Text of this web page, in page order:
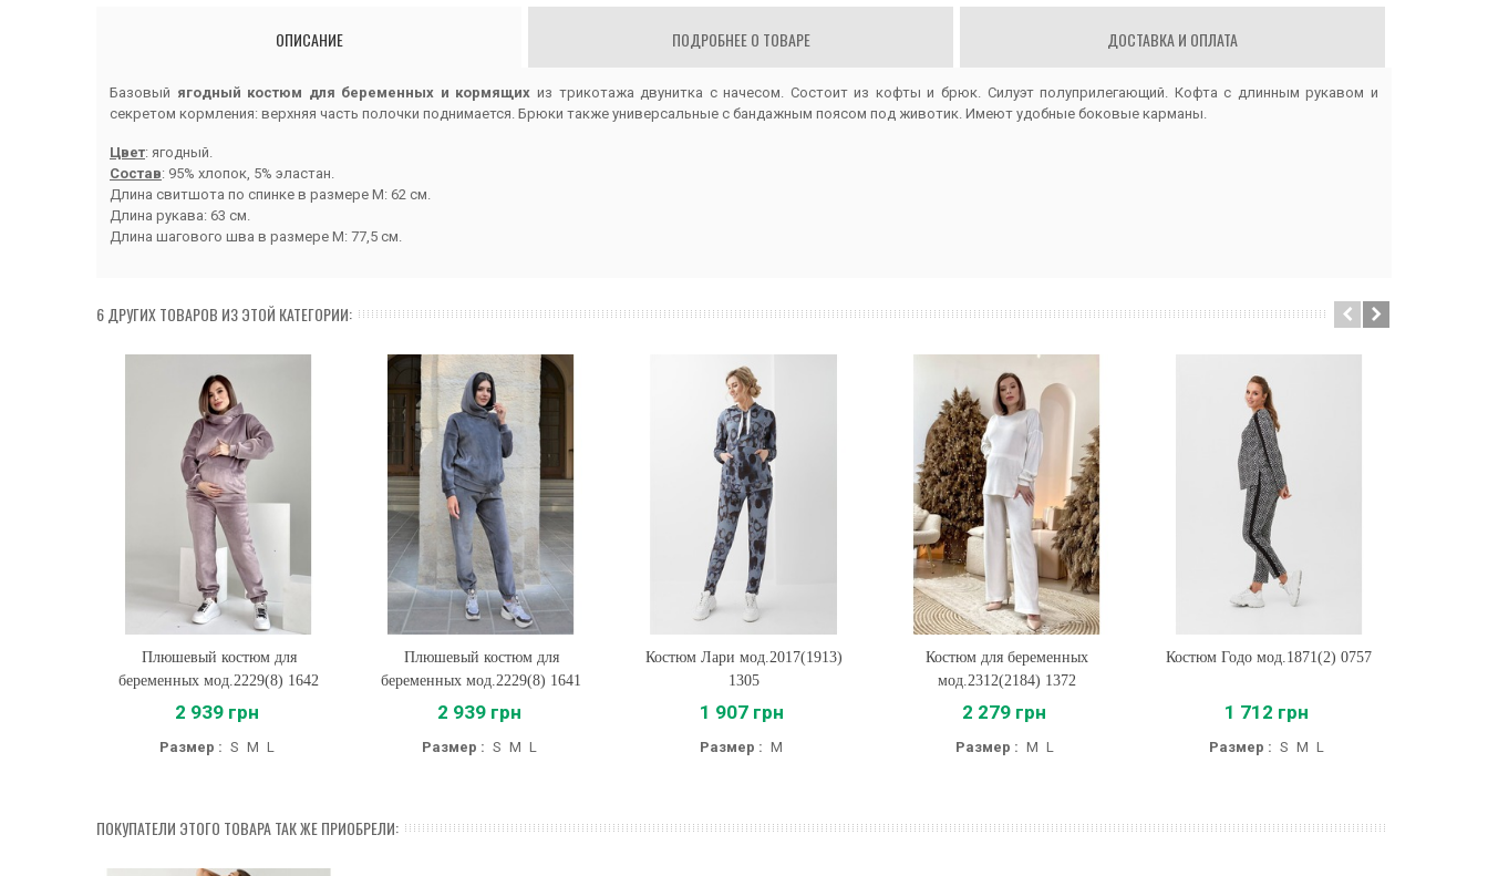
ОПИСАНИЕ ПОДРОБНЕЕ О ТОВАРЕ ДОСТАВКА И ОПЛАТА
Базовый ягодный костюм для беременных и кормящих из трикотажа двунитка с начесом. Состоит из кофты и брюк. Силуэт полуприлегающий. Кофта с длинным рукавом и
секретом кормления: верхняя часть полочки поднимается. Брюки также универсальные с бандажным поясом под животик. Имеют удобные боковые карманы.
Цвет: ягодный.
Состав: 95% хлопок, 5% эластан.
Длина свитшота по спинке в размере М: 62 см.
Длина рукава: 63 см.
Длина шагового шва в размере М: 77,5 см.
6 ДРУГИХ ТОВАРОВ ИЗ ЭТОЙ КАТЕГОРИИ:
Купить
Плюшевый костюм для
беременных мод.2229(8) 1642
2 939 грн
Размер : S M L
Купить
Плюшевый костюм для
беременных мод.2229(8) 1641
2 939 грн
Размер : S M L
Купить
Костюм Лари мод.2017(1913)
1305
1 907 грн
Размер : M
Купить
Костюм для беременных
мод.2312(2184) 1372
2 279 грн
Размер : M L
Купить
Костюм Годо мод.1871(2) 0757
1 712 грн
Размер : S M L
ПОКУПАТЕЛИ ЭТОГО ТОВАРА ТАК ЖЕ ПРИОБРЕЛИ: